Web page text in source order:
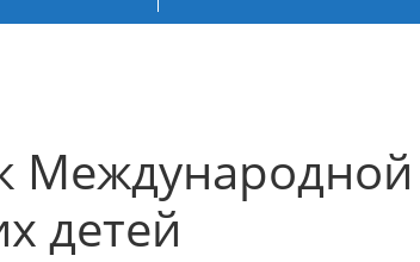
Международной
детей